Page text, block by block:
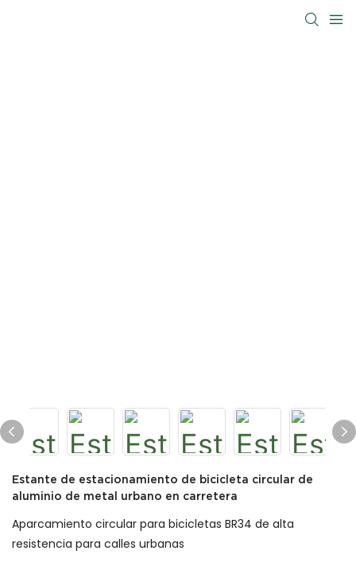
Estante de estacionamiento de bicicleta circular de
aluminio de metal urbano en carretera
Aparcamiento circular para bicicletas BR34 de alta
resistencia para calles urbanas